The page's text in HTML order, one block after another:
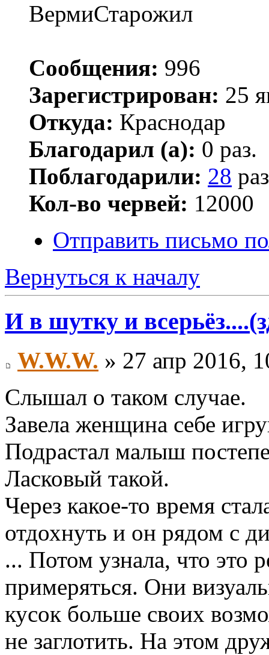
ВермиСтарожил
Сообщения: 996
Зарегистрирован: 25
Откуда: Краснодар
Благодарил (а): 0 раз.
Поблагодарили: 28
Кол-во червей: 12000
Отправить письмо
Вернуться к началу
И в шутку и
W.W.W. » 27 апр 2016,
Слышал о таком случае.
Завела женщина себе
Подрастал малыш
Ласковый такой.
Через какое-то время
отдохнуть и он рядом с
... Потом узнала, что это
примеряться. Они
кусок больше своих
не заглотить. На этом